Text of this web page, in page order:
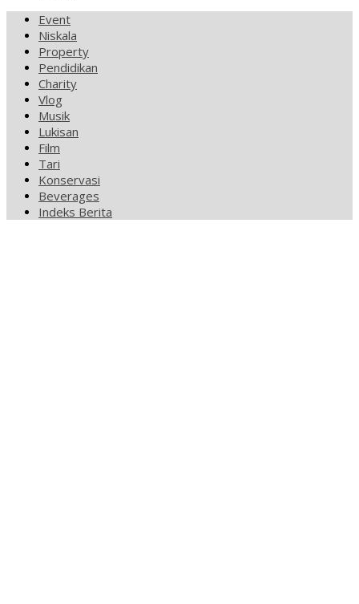
Event
Niskala
Property
Pendidikan
Charity
Vlog
Musik
Lukisan
Film
Tari
Konservasi
Beverages
Indeks Berita